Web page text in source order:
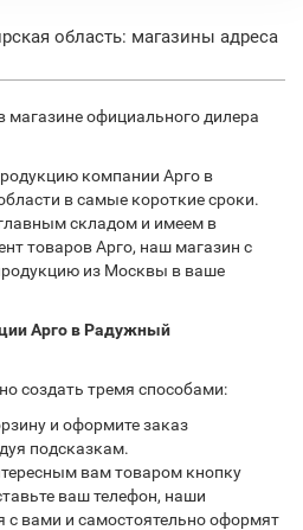
область: магазины адреса
магазине официального дилера
компании Арго в
в самые короткие сроки.
складом и имеем в
товаров Арго, наш магазин с
из Москвы в ваше
Арго в Радужный
создать тремя способами:
и оформите заказ
подсказкам.
вам товаром кнопку
ваш телефон, наши
с вами и самостоятельно оформят